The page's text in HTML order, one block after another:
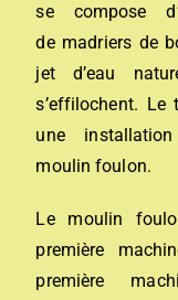
se compose
de madriers de
jet d’eau
s’effilochent.
une
moulin foulon.
Le moulin
première
première